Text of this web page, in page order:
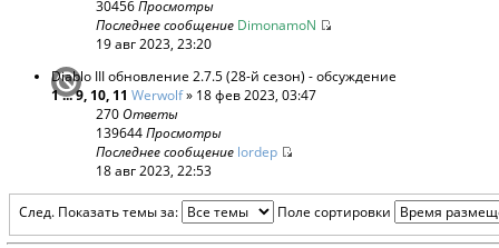
30456Просмотры
Последнее сообщение DimonamoN
19 авг 2023, 23:20
Diablo III обновление 2.7.5 (28-й сезон) - обсуждение
1...9, 10, 11 Werwolf» 18 фев 2023, 03:47
270Ответы
139644Просмотры
Последнее сообщение lordep
18 авг 2023, 22:53
След. Показать темы за: Поле сортировки